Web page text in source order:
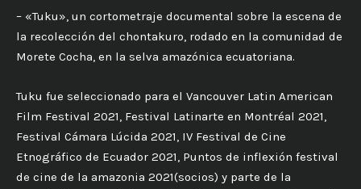
– «Tuku», un cortometraje documental sobre la escena de
la recolección del chontakuro, rodado en la comunidad de
Morete Cocha, en la selva amazónica ecuatoriana.
Tuku fue seleccionado para el Vancouver Latin American
Film Festival 2021, Festival Latinarte en Montréal 2021,
Festival Cámara Lúcida 2021, IV Festival de Cine
Etnográfico de Ecuador 2021, Puntos de inflexión festival
de cine de la amazonia 2021(socios) y parte de la